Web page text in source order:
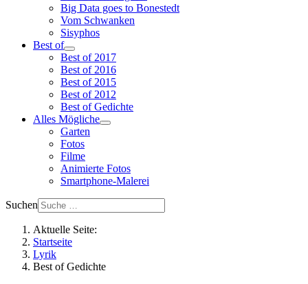
Big Data goes to Bonestedt
Vom Schwanken
Sisyphos
Best of
Best of 2017
Best of 2016
Best of 2015
Best of 2012
Best of Gedichte
Alles Mögliche
Garten
Fotos
Filme
Animierte Fotos
Smartphone-Malerei
Suchen
Aktuelle Seite:
Startseite
Lyrik
Best of Gedichte